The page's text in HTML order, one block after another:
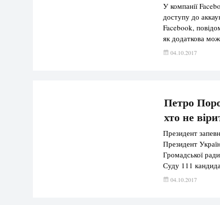
У компанії
доступу до
Facebook,
як додаткова
тестуємо нову
04.10.2017
Петро
хто не
Президент
Президент
Громадської
Суду 111
де перебуває з
04.10.2017